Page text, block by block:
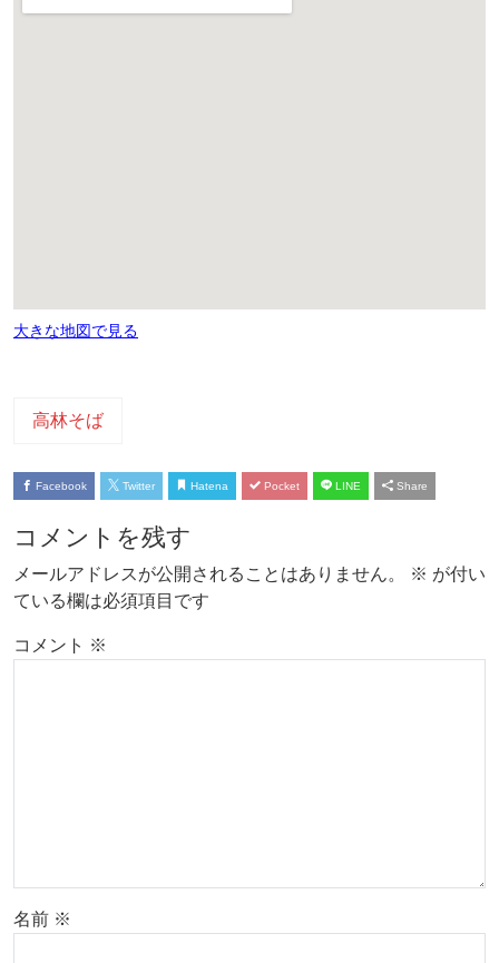
大きな地図で見る
高林そば
Facebook Twitter Hatena Pocket LINE Share
コメントを残す
メールアドレスが公開されることはありません。 ※ が付い
ている欄は必須項目です
コメント ※
名前 ※